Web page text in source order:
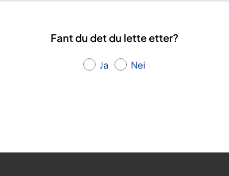
Fant du det du lette etter?
Ja Nei